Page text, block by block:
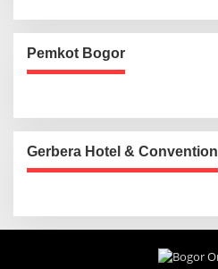
Pemkot Bogor
Gerbera Hotel & Convention